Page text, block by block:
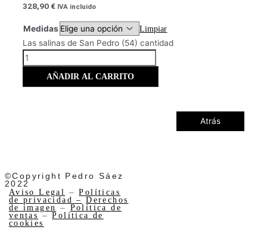
328,90 € IVA incluido
Medidas Limpiar
Las salinas de San Pedro (54) cantidad
AÑADIR AL CARRITO
Atrás
©Copyright Pedro Sáez
2022
Aviso Legal –Políticas
de privacidad –
Derechos
de imagen – Política de
ventas –Política de
cookies